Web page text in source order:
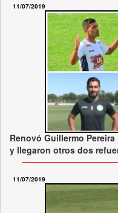
11/07/2019
Renovó Guillermo Pereira
y llegaron otros dos
11/07/2019